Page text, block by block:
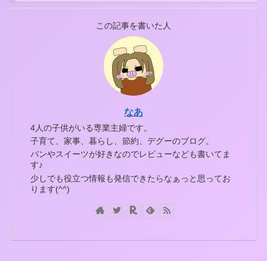
この記事を書いた人
なあ
4人の子供がいる専業主婦です。
子育て、家事、暮らし、節約、デグーのブログ。
パンやスイーツが好きなのでレビューなども書いてま
す♪
少しでも役立つ情報も発信できたらなぁっと思ってお
ります(^^)